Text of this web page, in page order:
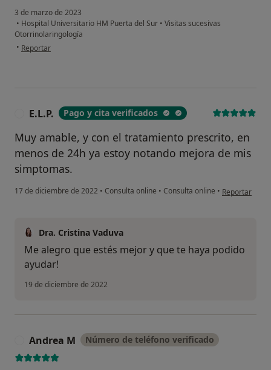
3 de marzo de 2023
• Hospital Universitario HM Puerta del Sur • Visitas sucesivas
Otorrinolaringología
• en opinión del usuario Sheila Gómez
Reportar
E.L.P. Pago y cita verificados
Muy amable, y con el tratamiento prescrito, en
menos de 24h ya estoy notando mejora de mis
simptomas.
17 de diciembre de 2022 • Consulta online • Consulta online • en opinión del
Reportar
Dra. Cristina Vaduva
Me alegro que estés mejor y que te haya podido
ayudar!
19 de diciembre de 2022
Andrea M Número de teléfono verificado